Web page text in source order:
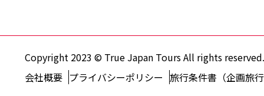
Copyright 2023 © True Japan Tours All rights reserved.
会社概要 プライバシーポリシー 旅行条件書（企画旅行